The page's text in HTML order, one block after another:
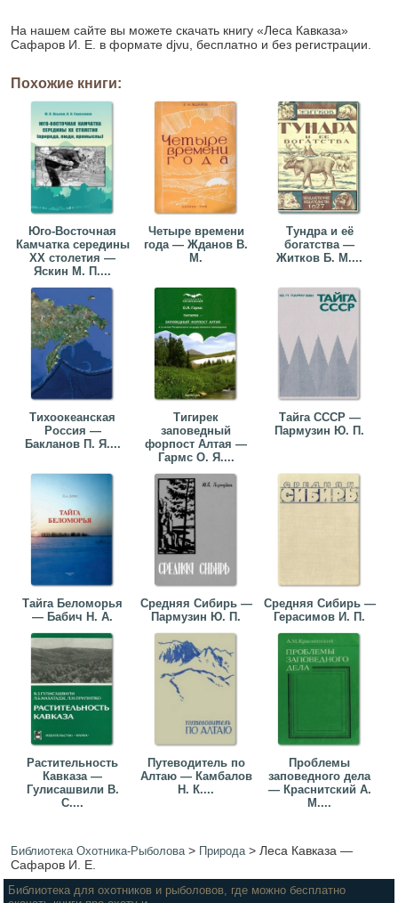
На нашем сайте вы можете скачать книгу «Леса Кавказа»
Сафаров И. Е. в формате djvu, бесплатно и без регистрации.
Похожие книги:
Юго-Восточная
Камчатка середины
XX столетия —
Яскин М. П....
Четыре времени
года — Жданов В.
М.
Тундра и её
богатства —
Житков Б. М....
Тихоокеанская
Россия —
Бакланов П. Я....
Тигирек
заповедный
форпост Алтая —
Гармс О. Я....
Тайга СССР —
Пармузин Ю. П.
Тайга Беломорья
— Бабич Н. А.
Средняя Сибирь —
Пармузин Ю. П.
Средняя Сибирь —
Герасимов И. П.
Растительность
Кавказа —
Гулисашвили В.
С....
Путеводитель по
Алтаю — Камбалов
Н. К....
Проблемы
заповедного дела
— Краснитский А.
М....
Библиотека Охотника-Рыболова> Природа>Леса Кавказа —
Сафаров И. Е.
Библиотека для охотников и рыболовов, где можно бесплатно